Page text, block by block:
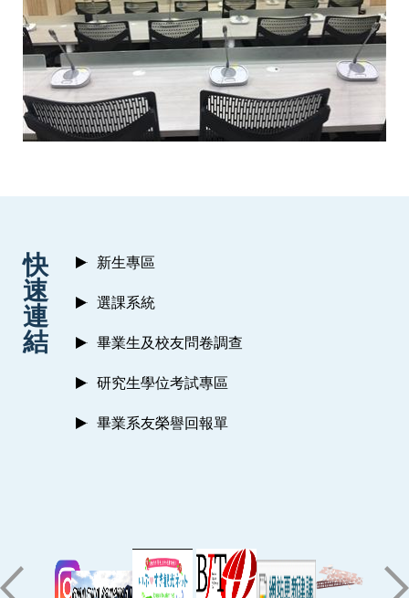
快
速
連
結
新生專區
選課系統
畢業生及校友問卷調查
研究生學位考試專區
畢業系友榮譽回報單